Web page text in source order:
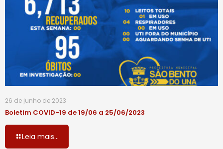
26 de junho de 2023
Boletim COVID-19 de 19/06 a 25/06/2023
Leia mais...